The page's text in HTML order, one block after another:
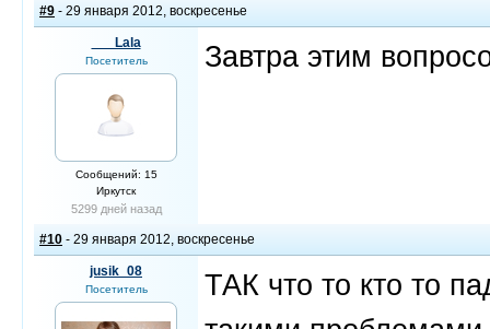
#9 - 29 января 2012, воскресенье
___Lala
Посетитель
Сообщений: 15
Иркутск
5299 дней назад
Завтра этим
#10 - 29 января 2012, воскресенье
jusik_08
Посетитель
ТАК что то кто то